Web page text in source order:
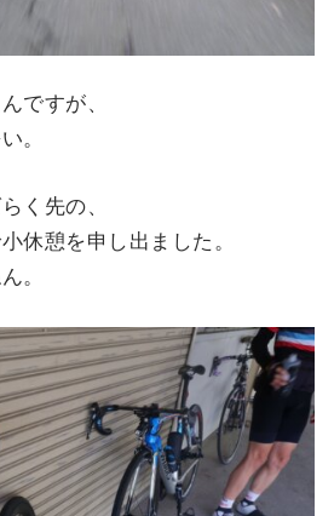
ですが、
。
く先の、
休憩を申し出ました。
。